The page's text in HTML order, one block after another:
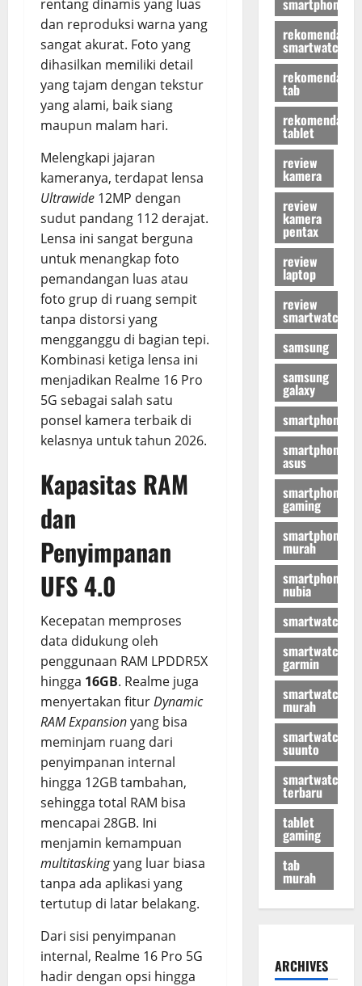
rentang dinamis yang luas
dan reproduksi warna yang
sangat akurat. Foto yang
dihasilkan memiliki detail
yang tajam dengan tekstur
yang alami, baik siang
maupun malam hari.
Melengkapi jajaran
kameranya, terdapat lensa
Ultrawide 12MP dengan
sudut pandang 112 derajat.
Lensa ini sangat berguna
untuk menangkap foto
pemandangan luas atau
foto grup di ruang sempit
tanpa distorsi yang
mengganggu di bagian tepi.
Kombinasi ketiga lensa ini
menjadikan Realme 16 Pro
5G sebagai salah satu
ponsel kamera terbaik di
kelasnya untuk tahun 2026.
Kapasitas RAM
dan
Penyimpanan
UFS 4.0
Kecepatan memproses
data didukung oleh
penggunaan RAM LPDDR5X
hingga 16GB. Realme juga
menyertakan fiturDynamic
RAM Expansionyang bisa
meminjam ruang dari
penyimpanan internal
hingga 12GB tambahan,
sehingga total RAM bisa
mencapai 28GB. Ini
menjamin kemampuan
multitaskingyang luar biasa
tanpa ada aplikasi yang
tertutup di latar belakang.
Dari sisi penyimpanan
internal, Realme 16 Pro 5G
hadir dengan opsi hingga
rekomendasi
smartwatch
rekomendasi
tab
rekomendasi
tablet
review
kamera
review
kamera
pentax
review
laptop
review
smartwatch
samsung
samsung
galaxy
smartphone
smartphone
asus
smartphone
gaming
smartphone
murah
smartphone
nubia
smartwatch
smartwatch
garmin
smartwatch
murah
smartwatch
suunto
smartwatch
terbaru
tablet
gaming
tab
murah
ARCHIVES